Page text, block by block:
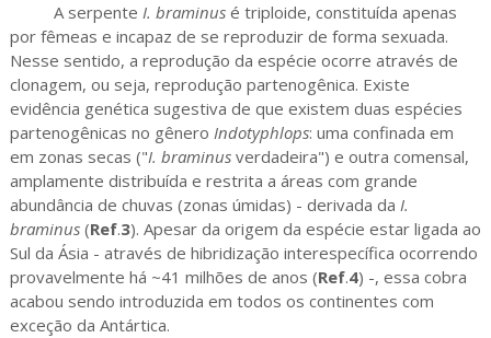
A serpente I. braminusé triploide, constituída apenas
por fêmeas e incapaz de se reproduzir de forma sexuada.
Nesse sentido, a reprodução da espécie ocorre através de
clonagem, ou seja, reprodução partenogênica. Existe
evidência genética sugestiva de que existem duas espécies
partenogênicas no gênero Indotyphlops: uma confinada em
em zonas secas ("I. braminusverdadeira") e outra comensal,
amplamente distribuída e restrita a áreas com grande
abundância de chuvas (zonas úmidas) - derivada da I.
braminus(Ref.3). Apesar da origem da espécie estar ligada ao
Sul da Ásia - através de hibridização interespecífica ocorrendo
provavelmente há ~41 milhões de anos (Ref.4) -, essa cobra
acabou sendo introduzida em todos os continentes com
exceção da Antártica.